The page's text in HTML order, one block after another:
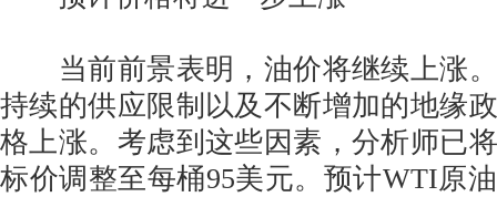
当前前景表明，油价将继续上涨。
持续的供应限制以及不断增加的地缘
格上涨。考虑到这些因素，分析师已
标价调整至每桶95美元。预计WTI原